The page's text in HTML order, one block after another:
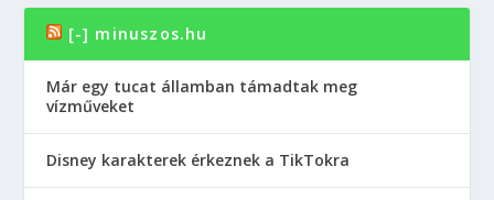
[-] minuszos.hu
Már egy tucat államban támadtak meg
vízműveket
Disney karakterek érkeznek a TikTokra